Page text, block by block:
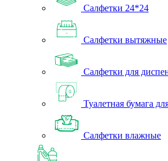
Салфетки 24*24
Салфетки вытяжные
Салфетки для
Туалетная бумага
Салфетки влажные